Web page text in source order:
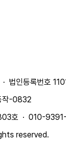
법인등록번호
작-0832
호 · 010-
reserved.